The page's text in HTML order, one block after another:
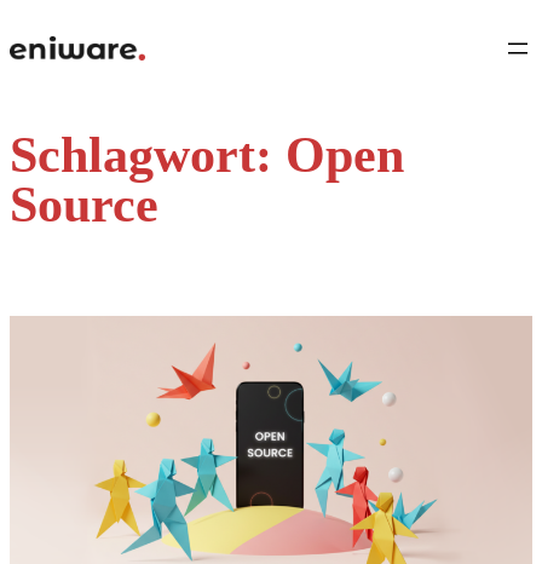
zum
Inhalt
Schlagwort: Open
Source